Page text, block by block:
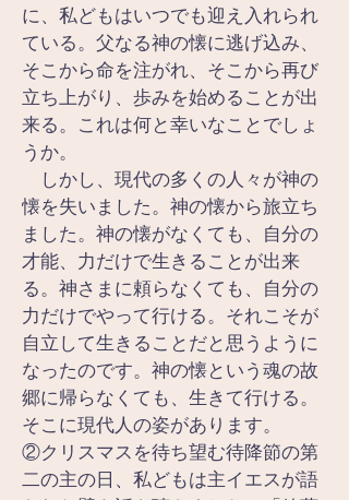
に、私どもはいつでも迎え入れられ
ている。父なる神の懐に逃げ込み、
そこから命を注がれ、そこから再び
立ち上がり、歩みを始めることが出
来る。これは何と幸いなことでしょ
うか。
しかし、現代の多くの人々が神の
懐を失いました。神の懐から旅立ち
ました。神の懐がなくても、自分の
才能、力だけで生きることが出来
る。神さまに頼らなくても、自分の
力だけでやって行ける。それこそが
自立して生きることだと思うように
なったのです。神の懐という魂の故
郷に帰らなくても、生きて行ける。
そこに現代人の姿があります。
②クリスマスを待ち望む待降節の第
二の主の日、私どもは主イエスが語